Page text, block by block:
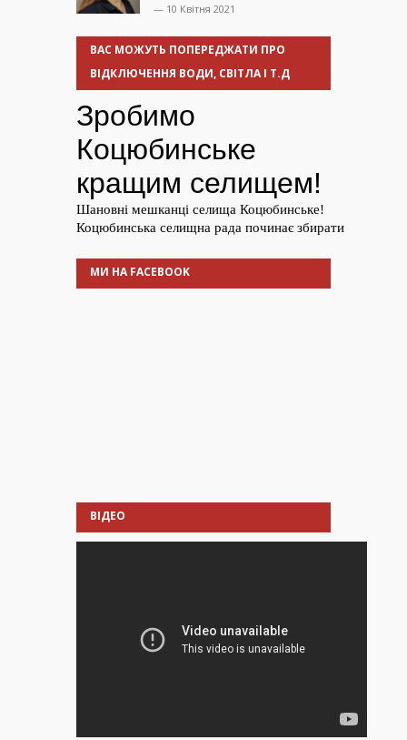
— 10 Квітня 2021
ВАС МОЖУТЬ ПОПЕРЕДЖАТИ ПРО
ВІДКЛЮЧЕННЯ ВОДИ, СВІТЛА І Т.Д
МИ НА FACEBOOK
ВІДЕО